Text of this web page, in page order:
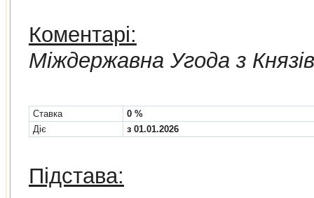
Коментарі:
Мiждержавна Угода з
Cтавка
0 %
Діє
з 01.01.2026
Підстава: